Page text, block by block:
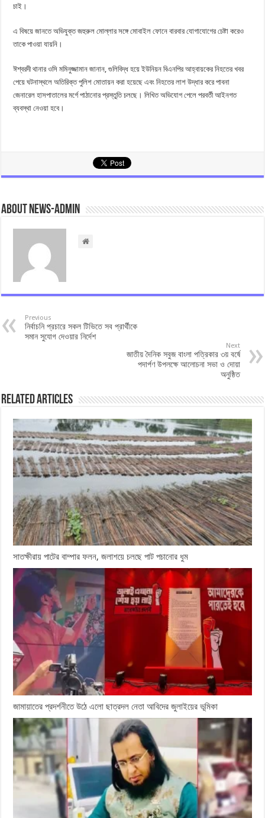
চাই।
এ বিষয়ে জানতে অভিযুক্ত জহুরুল মোল্লার সঙ্গে মোবাইল ফোনে বারবার যোগাযোগের চেষ্টা করেও
তাকে পাওয়া যায়নি।
ঈশ্বরদী থানার ওসি মমিনুজ্জামান জানান, গুলিবিদ্ধ হয়ে ইউনিয়ন বিএনপির আহ্বায়কের নিহতের খবর
পেয়ে ঘটনাস্থলে অতিরিক্ত পুলিশ মোতায়ন করা হয়েছে এবং নিহতের লাশ উদ্ধার করে পাবনা
জেনারেল হাসপাতালের মর্গে পাঠানোর প্রস্তুতি চলছে। লিখিত অভিযোগ পেলে পরবর্তী আইনগত
ব্যবস্থা নেওয়া হবে।
About news-admin
Previous
নির্বাচনি প্রচারে সকল টিভিতে সব প্রার্থীকে
সমান সুযোগ দেওয়ার নির্দেশ
Next
জাতীয় দৈনিক সবুজ বাংলা পত্রিকার ৩য় বর্ষে
পদার্পণ উপলক্ষে আলোচনা সভা ও দোয়া
অনুষ্ঠিত
Related Articles
সাতক্ষীরায় পাটের বাম্পার ফলন, জলাশয়ে চলছে পাট পচানোর ধুম
জামায়াতের প্রদর্শনীতে উঠে এলো ছাত্রদল নেতা আবিদের জুলাইয়ের ভূমিকা